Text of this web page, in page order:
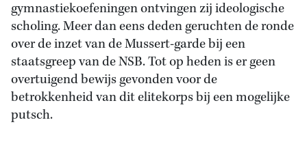
gymnastiekoefeningen ontvingen zij ideologische
scholing. Meer dan eens deden geruchten de ronde
over de inzet van de Mussert-garde bij een
staatsgreep van de NSB. Tot op heden is er geen
overtuigend bewijs gevonden voor de
betrokkenheid van dit elitekorps bij een mogelijke
putsch.